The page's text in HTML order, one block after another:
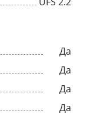
Да
Да
Да
Да